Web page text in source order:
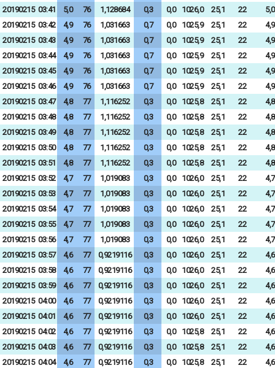
20190215 03:41 5,0 76 1,128684 0,3 0,0 1026,0 25,1 22
5,0
20190215 03:42 4,9 76 1,031663 0,7 0,0 1025,9 25,1 22
4,9
20190215 03:43 4,9 76 1,031663 0,7 0,0 1025,9 25,1 22
4,9
20190215 03:44 4,9 76 1,031663 0,7 0,0 1025,9 25,1 22
4,9
20190215 03:45 4,9 76 1,031663 0,7 0,0 1025,9 25,1 22
4,9
20190215 03:46 4,9 76 1,031663 0,7 0,0 1025,9 25,1 22
4,9
20190215 03:47 4,8 77 1,116252 0,3 0,0 1025,8 25,1 22
4,8
20190215 03:48 4,8 77 1,116252 0,3 0,0 1025,8 25,1 22
4,8
20190215 03:49 4,8 77 1,116252 0,3 0,0 1025,8 25,1 22
4,8
20190215 03:50 4,8 77 1,116252 0,3 0,0 1025,8 25,1 22
4,8
20190215 03:51 4,8 77 1,116252 0,3 0,0 1025,8 25,1 22
4,8
20190215 03:52 4,7 77 1,019083 0,3 0,0 1026,0 25,1 22
4,7
20190215 03:53 4,7 77 1,019083 0,3 0,0 1026,0 25,1 22
4,7
20190215 03:54 4,7 77 1,019083 0,3 0,0 1026,0 25,1 22
4,7
20190215 03:55 4,7 77 1,019083 0,3 0,0 1026,0 25,1 22
4,7
20190215 03:56 4,7 77 1,019083 0,3 0,0 1026,0 25,1 22
4,7
20190215 03:57 4,6 77 0,9219116 0,3 0,0 1026,0 25,1 22
4,6
20190215 03:58 4,6 77 0,9219116 0,3 0,0 1026,0 25,1 22
4,6
20190215 03:59 4,6 77 0,9219116 0,3 0,0 1026,0 25,1 22
4,6
20190215 04:00 4,6 77 0,9219116 0,3 0,0 1026,0 25,1 22
4,6
20190215 04:01 4,6 77 0,9219116 0,3 0,0 1026,0 25,1 22
4,6
20190215 04:02 4,6 77 0,9219116 0,3 0,0 1025,8 25,1 22
4,6
20190215 04:03 4,6 77 0,9219116 0,3 0,0 1025,8 25,1 22
4,6
20190215 04:04 4,6 77 0,9219116 0,3 0,0 1025,8 25,1 22
4,6